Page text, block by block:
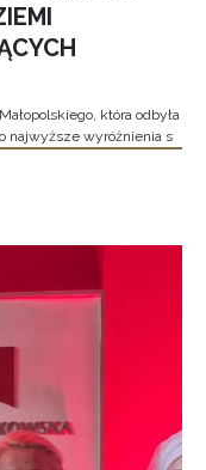
która odbyła
najwyższe wyróżnienia s